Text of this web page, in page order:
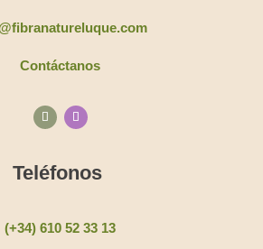
Contáctanos
Teléfonos
(+34) 610 52 33 13